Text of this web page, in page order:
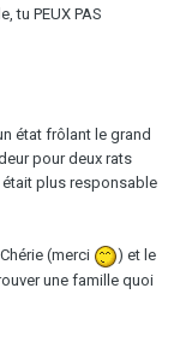
tu PEUX PAS
état frôlant le grand
pour deux rats
était plus responsable
(merci
) et le
une famille quoi